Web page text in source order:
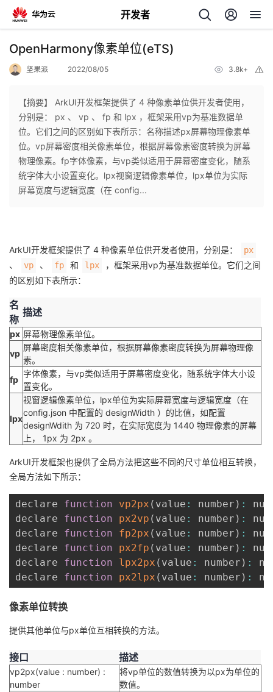
开发者
返
个
人
我
发
的
博
客
我
的
论
坛
我
的
圈
子
我
的
直
播
我
的
活
动
我
的
关
注
我
的
开
发
学
堂
我
的
Programs
我
的
持
我
OpenHarmony像素单位(eTS)
坚果派 2022/08/05 3.8k+
【摘要】 ArkUI开发框架提供了 4 种像素单位供开发者使用，
分别是： px 、 vp 、 fp 和 lpx ，框架采用vp为基准数据单
位。它们之间的区别如下表所示：名称描述px屏幕物理像素单
位。vp屏幕密度相关像素单位，根据屏幕像素密度转换为屏幕
物理像素。fp字体像素，与vp类似适用于屏幕密度变化，随系
统字体大小设置变化。lpx视窗逻辑像素单位，lpx单位为实际
屏幕宽度与逻辑宽度（在 config...
ArkUI开发框架提供了 4 种像素单位供开发者使用，分别是： px
、 vp 、 fp 和 lpx
，框架采用vp为基准数据单位。它们之间
的区别如下表所示：
名
称
描述
px 屏幕物理像素单位。
vp
屏幕密度相关像素单位，根据屏幕像素密度转换为屏幕物理像
素。
fp
字体像素，与vp类似适用于屏幕密度变化，随系统字体大小设
置变化。
lpx
视窗逻辑像素单位，lpx单位为实际屏幕宽度与逻辑宽度（在
config.json 中配置的 designWidth ）的比值，如配置
designWdith 为 720 时，在实际宽度为 1440 物理像素的屏幕
上， 1px 为 2px 。
ArkUI开发框架也提供了全局方法把这些不同的尺寸单位相互转换，
全局方法如下所示：
declare function vp2px ( value : number ) :
declare function px2vp ( value : number ) :
declare function fp2px ( value : number ) :
declare function px2fp ( value : number ) :
declare function lpx2px ( value : number ) :
declare function px2lpx ( value : number ) :
像素单位转换
提供其他单位与px单位互相转换的方法。
接口 描述
vp2px(value : number) :
number
将vp单位的数值转换为以px为单位的
数值。